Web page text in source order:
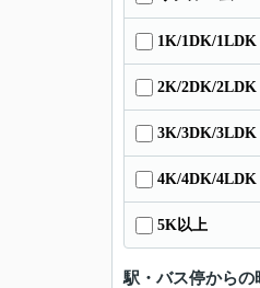
1K/1DK/1LDK
2K/2DK/2LDK
3K/3DK/3LDK
4K/4DK/4LDK
5K以上
駅・バス停からの